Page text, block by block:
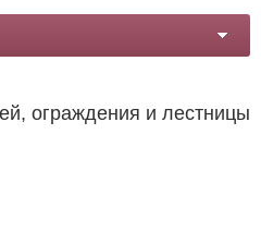
ограждения и лестницы